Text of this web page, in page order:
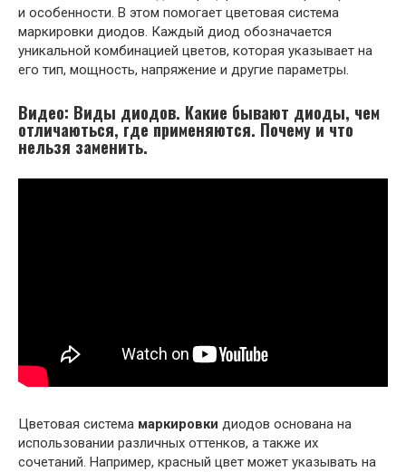
и особенности. В этом помогает цветовая система
маркировки диодов. Каждый диод обозначается
уникальной комбинацией цветов, которая указывает на
его тип, мощность, напряжение и другие параметры.
Видео: Виды диодов. Какие бывают диоды, чем
отличаються, где применяются. Почему и что
нельзя заменить.
Цветовая система маркировки диодов основана на
использовании различных оттенков, а также их
сочетаний. Например, красный цвет может указывать на